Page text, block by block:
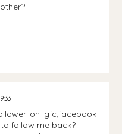
on gfc,facebook
follow me back?